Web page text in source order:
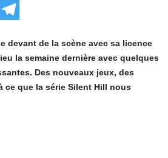
devant de la scène avec sa licence
la semaine dernière avec quelques
Des nouveaux jeux, des
ce que la série Silent Hill nous